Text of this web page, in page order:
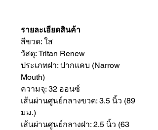
รายละเอียดสินค้า
สีขวด: ใส
วัสดุ: Tritan Renew
ประเภทฝา: ปากแคบ (Narrow
Mouth)
ความจุ: 32 ออนซ์
เส้นผ่านศูนย์กลางขวด: 3.5 นิ้ว (89
มม.)
เส้นผ่านศูนย์กลางฝา: 2.5 นิ้ว (63